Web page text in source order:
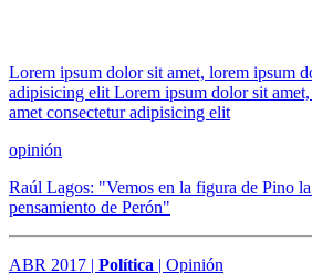
Lorem ipsum dolor sit amet, lorem ipsum
adipisicing elit Lorem ipsum dolor sit
amet consectetur adipisicing elit
opinión
Raúl Lagos: "Vemos en la figura de Pino
pensamiento de Perón"
ABR 2017 | Política | Opinión